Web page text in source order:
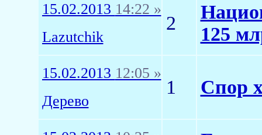
15.02.2013 14:22 »
Lazutchik
2
125
15.02.2013 12:05 »
Дерево
1 Спор